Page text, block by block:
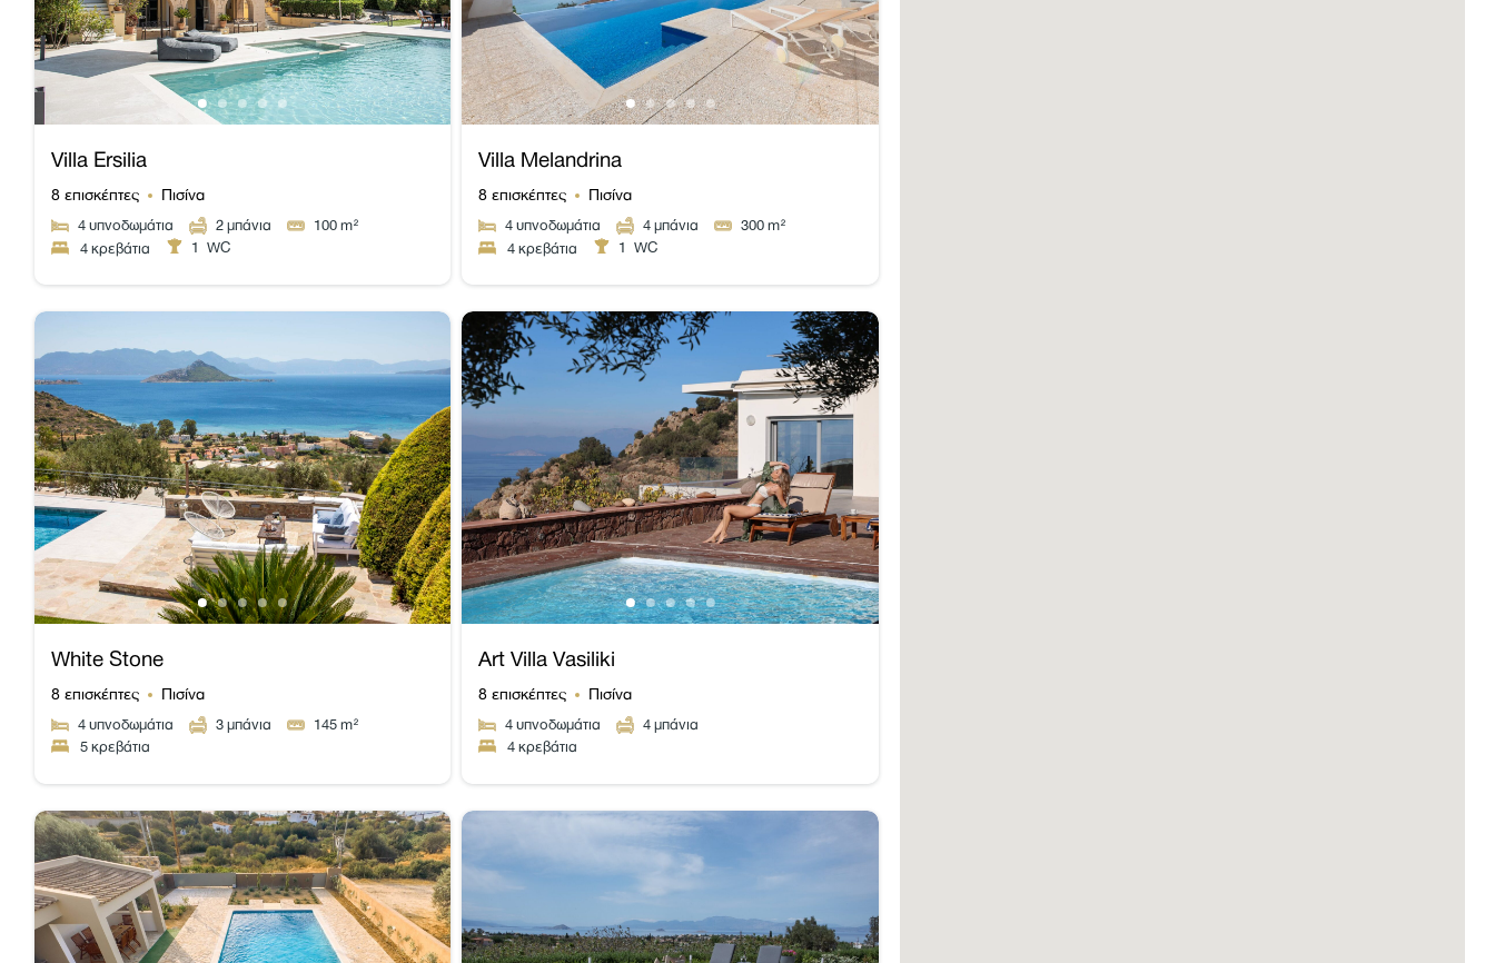
Villa Ersilia
8 επισκέπτες Πισίνα
4 υπνοδωμάτια 2 μπάνια 100 m²
4 κρεβάτια
1 WC
Villa Melandrina
8 επισκέπτες Πισίνα
4 υπνοδωμάτια 4 μπάνια 300 m²
4 κρεβάτια
1 WC
White Stone
8 επισκέπτες Πισίνα
4 υπνοδωμάτια 3 μπάνια 145 m²
5 κρεβάτια
Art Villa Vasiliki
8 επισκέπτες Πισίνα
4 υπνοδωμάτια 4 μπάνια
4 κρεβάτια